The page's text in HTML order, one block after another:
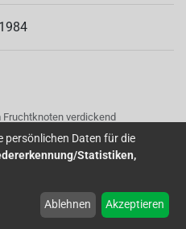
1984
verdickend
abstehend, lang, oberseits
rosa
Basis heller, einfach, gefärbt,
persönlichen Daten für die
Statistiken,
Ablehnen Akzeptieren